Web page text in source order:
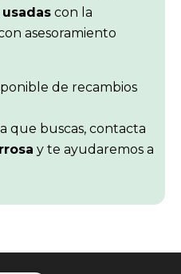
usadas con la
asesoramiento
de recambios
que buscas, contacta
y te ayudaremos a